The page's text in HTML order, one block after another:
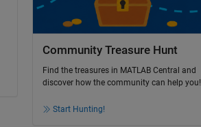
Community Treasure Hunt
Find the treasures in MATLAB Central and
discover how the community can help you!
Start Hunting!